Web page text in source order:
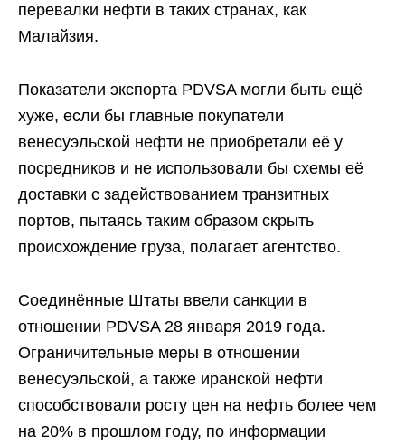
перевалки нефти в таких странах, как
Малайзия.
Показатели экспорта PDVSA могли быть ещё
хуже, если бы главные покупатели
венесуэльской нефти не приобретали её у
посредников и не использовали бы схемы её
доставки с задействованием транзитных
портов, пытаясь таким образом скрыть
происхождение груза, полагает агентство.
Соединённые Штаты ввели санкции в
отношении PDVSA 28 января 2019 года.
Ограничительные меры в отношении
венесуэльской, а также иранской нефти
способствовали росту цен на нефть более чем
на 20% в прошлом году, по информации